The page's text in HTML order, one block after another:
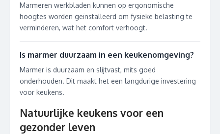
Marmeren werkbladen kunnen op ergonomische
hoogtes worden geïnstalleerd om fysieke belasting te
verminderen, wat het comfort verhoogt.
Is marmer duurzaam in een keukenomgeving?
Marmer is duurzaam en slijtvast, mits goed
onderhouden. Dit maakt het een langdurige investering
voor keukens.
Natuurlijke keukens voor een
gezonder leven